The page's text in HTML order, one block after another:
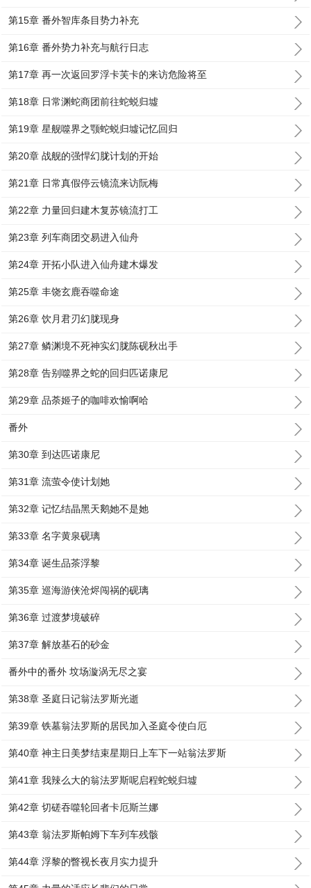
第15章 番外智库条目势力补充
第16章 番外势力补充与航行日志
第17章 再一次返回罗浮卡芙卡的来访危险将至
第18章 日常渊蛇商团前往蛇蜕归墟
第19章 星舰噬界之颚蛇蜕归墟记忆回归
第20章 战舰的强悍幻胧计划的开始
第21章 日常真假停云镜流来访阮梅
第22章 力量回归建木复苏镜流打工
第23章 列车商团交易进入仙舟
第24章 开拓小队进入仙舟建木爆发
第25章 丰饶玄鹿吞噬命途
第26章 饮月君刃幻胧现身
第27章 鳞渊境不死神实幻胧陈砚秋出手
第28章 告别噬界之蛇的回归匹诺康尼
第29章 品荼姬子的咖啡欢愉啊哈
番外
第30章 到达匹诺康尼
第31章 流萤令使计划她
第32章 记忆结晶黑天鹅她不是她
第33章 名字黄泉砚璃
第34章 诞生品茶浮黎
第35章 巡海游侠沧烬闯祸的砚璃
第36章 过渡梦境破碎
第37章 解放基石的砂金
番外中的番外 坟场漩涡无尽之宴
第38章 圣庭日记翁法罗斯光逝
第39章 铁墓翁法罗斯的居民加入圣庭令使白厄
第40章 神主日美梦结束星期日上车下一站翁法罗斯
第41章 我辣么大的翁法罗斯呢启程蛇蜕归墟
第42章 切磋吞噬轮回者卡厄斯兰娜
第43章 翁法罗斯帕姆下车列车残骸
第44章 浮黎的瞥视长夜月实力提升